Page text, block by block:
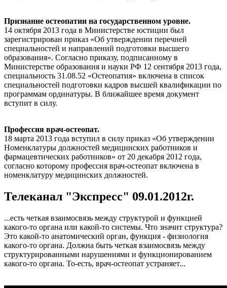
Признание остеопатии на государственном уровне.
14 октября 2013 года в Министерстве юстиции был
зарегистрирован приказ «Об утверждении перечней
специальностей и направлений подготовки высшего
образования». Согласно приказу, подписанному в
Министерстве образования и науки РФ 12 сентября 2013 года,
специальность 31.08.52 «Остеопатия» включена в список
специальностей подготовки кадров высшей квалификации по
программам ординатуры. В ближайшее время документ
вступит в силу.
Профессия врач-остеопат.
18 марта 2013 года вступил в силу приказ «Об утверждении
Номенклатуры должностей медицинских работников и
фармацевтических работников» от 20 декабря 2012 года,
согласно которому профессия врач-остеопат включена в
номенклатуру медицинских должностей.
Телеканал "Экспресс" 09.01.2012г.
...есть четкая взаимосвязь между структурой и функцией
какого-то органа или какой-то системы. Что значит структура?
Это какой-то анатомический орган, функция - физиология
какого-то органа. Должна быть четкая взаимосвязь между
структурированными нарушениями и функционированием
какого-то органа. То-есть, врач-остеопат устраняет...